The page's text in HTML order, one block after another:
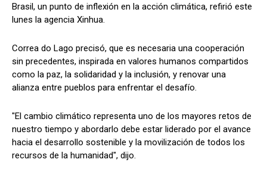
Brasil, un punto de inflexión en la acción climática, refirió este
lunes la agencia Xinhua.
Correa do Lago precisó, que es necesaria una cooperación
sin precedentes, inspirada en valores humanos compartidos
como la paz, la solidaridad y la inclusión, y renovar una
alianza entre pueblos para enfrentar el desafío.
"El cambio climático representa uno de los mayores retos de
nuestro tiempo y abordarlo debe estar liderado por el avance
hacia el desarrollo sostenible y la movilización de todos los
recursos de la humanidad", dijo.